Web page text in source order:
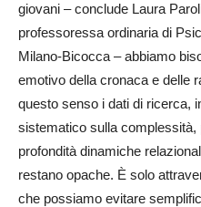
giovani – conclude Laura
professoressa ordinaria di
Milano-Bicocca – abbiamo
emotivo della cronaca e delle
questo senso i dati di ricerca,
sistematico sulla complessità,
profondità dinamiche
restano opache. È solo
che possiamo evitare